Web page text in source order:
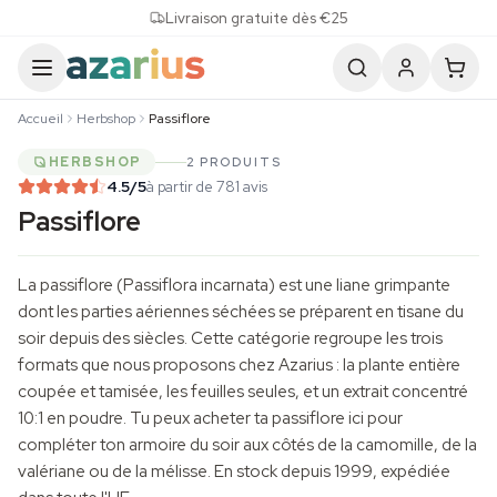
Livraison gratuite dès €25
Accueil Herbshop Passiflore
HERBSHOP 2 PRODUITS
4.5/5à partir de 781 avis
Passiflore
La passiflore (Passiflora incarnata) est une liane grimpante
dont les parties aériennes séchées se préparent en tisane du
soir depuis des siècles. Cette catégorie regroupe les trois
formats que nous proposons chez Azarius : la plante entière
coupée et tamisée, les feuilles seules, et un extrait concentré
10:1 en poudre. Tu peux acheter ta passiflore ici pour
compléter ton armoire du soir aux côtés de la camomille, de la
valériane ou de la mélisse. En stock depuis 1999, expédiée